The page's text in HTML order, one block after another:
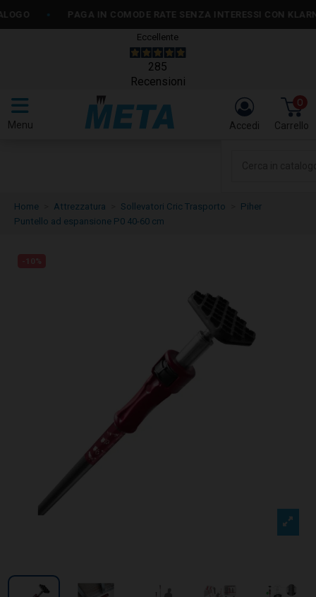
• PAGA IN COMODE RATE SENZA INTERESSI CON KLARNA O
Eccellente
285
Recensioni
Menu Accedi
0
Carrello
Home Attrezzatura Sollevatori Cric Trasporto
Piher
Puntello ad espansione P0 40-60 cm